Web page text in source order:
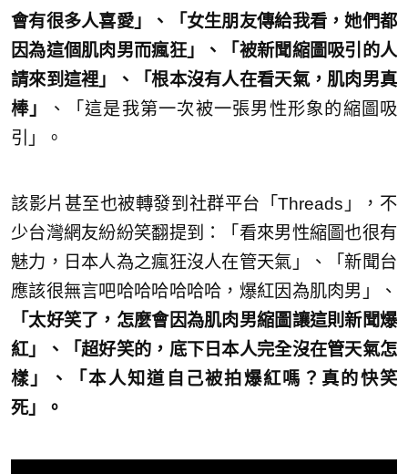
會有很多人喜愛」、「女生朋友傳給我看，她們都
因為這個肌肉男而瘋狂」、「被新聞縮圖吸引的人
請來到這裡」、「根本沒有人在看天氣，肌肉男真
棒」
、「這是我第一次被一張男性形象的縮圖吸
引」。
該影片甚至也被轉發到社群平台「Threads」，不
少台灣網友紛紛笑翻提到：「看來男性縮圖也很有
魅力，日本人為之瘋狂沒人在管天氣」、「新聞台
應該很無言吧哈哈哈哈哈哈，爆紅因為肌肉男」、
「太好笑了，怎麼會因為肌肉男縮圖讓這則新聞爆
紅」、「超好笑的，底下日本人完全沒在管天氣怎
樣」、「本人知道自己被拍爆紅嗎？真的快笑
死」。